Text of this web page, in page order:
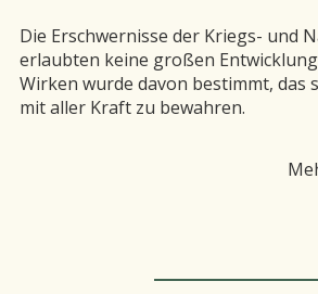
Die Erschwernisse der Kriegs- und
erlaubten keine großen
Wirken wurde davon bestimmt, das
mit aller Kraft zu bewahren.